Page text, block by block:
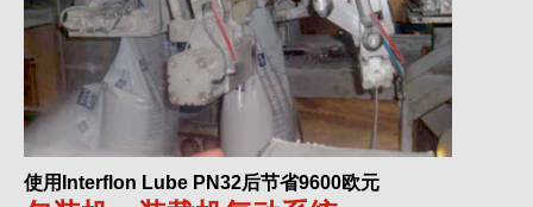
使用Interflon Lube PN32后节省9600欧元